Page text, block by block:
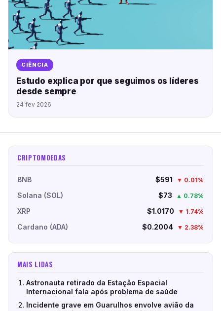
CIÊNCIA
Estudo explica por que seguimos os líderes
desde sempre
24 fev 2026
CRIPTOMOEDAS
BNB $591 ▼ 0.01%
Solana (SOL) $73 ▲ 0.78%
XRP $1.0170 ▼ 1.74%
Cardano (ADA) $0.2004 ▼ 2.38%
MAIS LIDAS
Astronauta retirado da Estação Espacial
Internacional fala após problema de saúde
Incidente grave em Guarulhos envolve avião da